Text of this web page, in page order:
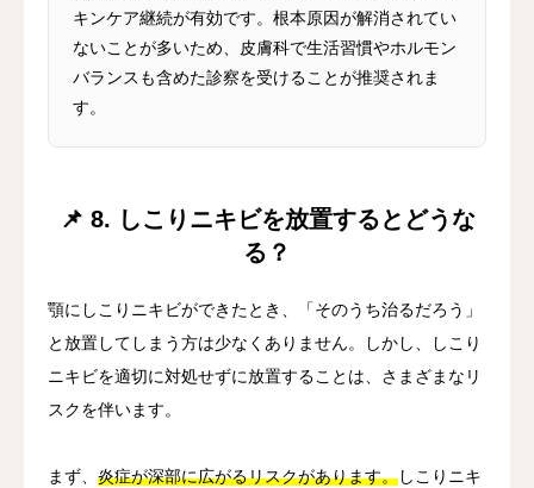
キンケア継続が有効です。根本原因が解消されてい
ないことが多いため、皮膚科で生活習慣やホルモン
バランスも含めた診察を受けることが推奨されま
す。
📌 8. しこりニキビを放置するとどうな
る？
顎にしこりニキビができたとき、「そのうち治るだろう」
と放置してしまう方は少なくありません。しかし、しこり
ニキビを適切に対処せずに放置することは、さまざまなリ
スクを伴います。
まず、 炎症が深部に広がるリスクがあります。しこりニキ